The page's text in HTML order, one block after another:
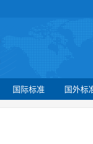
国际标准 国外标